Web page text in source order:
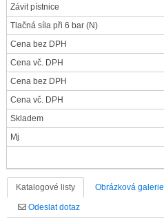
Závit pístnice
Tlačná síla při 6 bar (N)
Cena bez DPH
Cena vč. DPH
Cena bez DPH
Cena vč. DPH
Skladem
Mj
Katalogové listy Obrázková galerie
Odeslat dotaz